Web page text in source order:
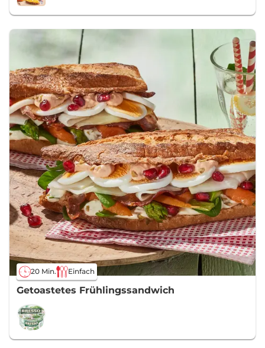
20 Min. Einfach
Getoastetes Frühlingssandwich